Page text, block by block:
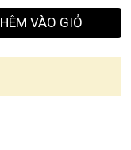
VÀO GIỎ